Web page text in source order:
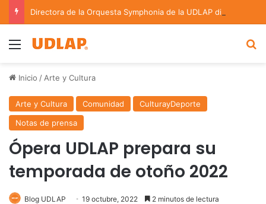
Menu
Inicio / Arte y Cultura
Arte y Cultura Comunidad
CulturayDeporte
Notas de prensa
Ópera UDLAP prepara su
temporada de otoño 2022
Blog UDLAP 19 octubre, 2022 2 minutos de lectura